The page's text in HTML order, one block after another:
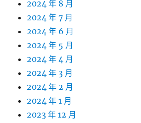
2024 年 8 月
2024 年 7 月
2024 年 6 月
2024 年 5 月
2024 年 4 月
2024 年 3 月
2024 年 2 月
2024 年 1 月
2023 年 12 月